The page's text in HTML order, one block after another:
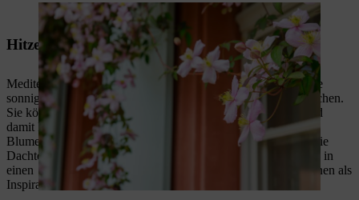
Die Kletterpflanze Clematis schirmt Blicke ab.
Hitzebeständige Pflanzen
Mediterrane Kräuter zählen zu den geeigneten Pflanzen für die
sonnige Dachterrasse – und sind wertvolle Begleiter beim Kochen.
Sie können zum Beispiel eine
Kräuterspirale selber bauen
und
damit Ihren Dachgarten verschönern. Aber auch viele andere
Blumen lieben die pralle Sonne und eignen sich bestens, um die
Dachterrasse zu bepflanzen – als Nektarquelle passen sie auch in
einen bienenfreundlichen Garten
. Die folgende Liste kann Ihnen als
Inspiration für die Auswahl sonnenliebender Pflanzen dienen.